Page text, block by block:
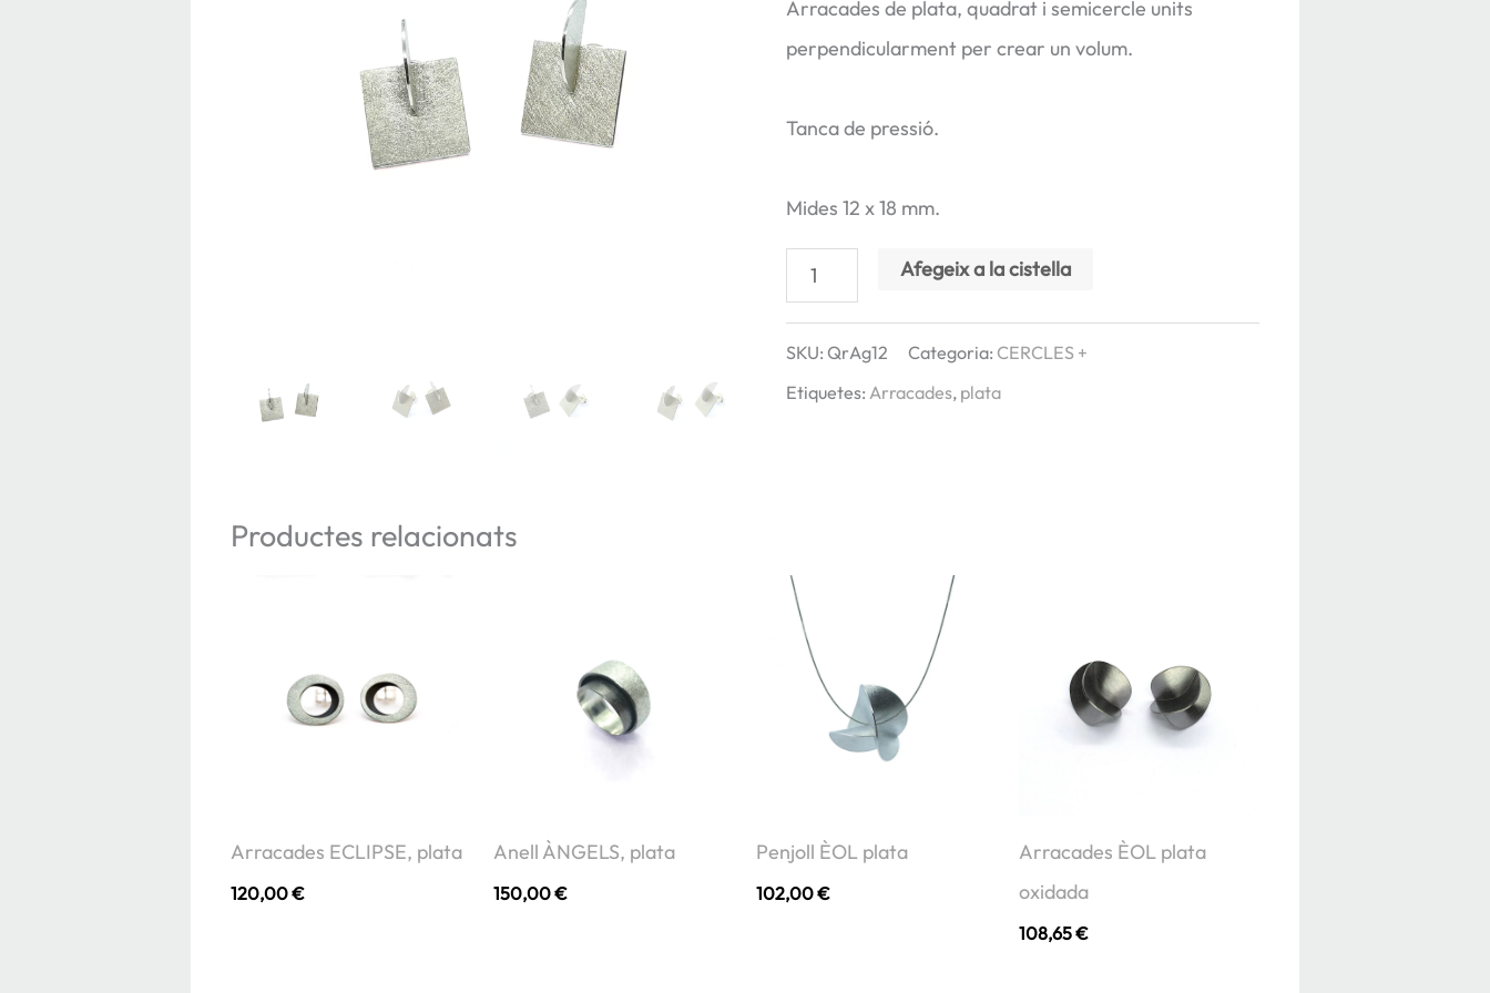
Arracades de plata, quadrat i semicercle units
perpendicularment per crear un volum.
Tanca de pressió.
Mides 12 x 18 mm.
quantitat
de
Arracades
CERCLES-
Afegeix a la cistella
SKU:QrAg12 Categoria: CERCLES +
Etiquetes:Arracades, plata
Productes relacionats
Arracades ECLIPSE, plata
120,00€
Anell ÀNGELS, plata
150,00€
Penjoll ÈOL plata
102,00€
Arracades ÈOL plata
oxidada
108,65€